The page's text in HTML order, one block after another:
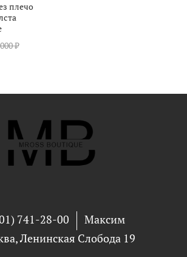
плечо
₽
741-28-00
Максим
Ленинская Слобода 19